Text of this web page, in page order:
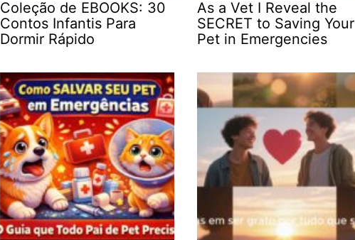
Coleção de EBOOKS: 30
Contos Infantis Para
Dormir Rápido
As a Vet I Reveal the
SECRET to Saving Your
Pet in Emergencies